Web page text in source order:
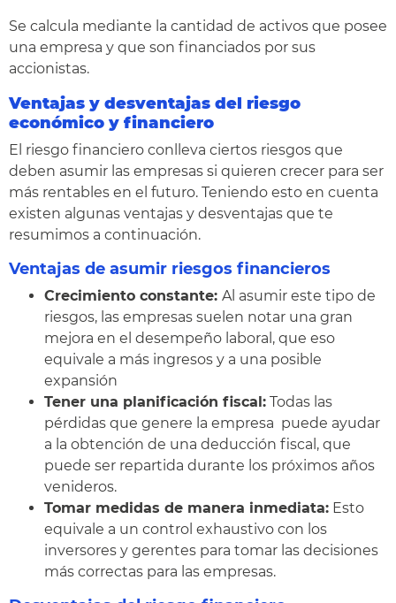
Se calcula mediante la cantidad de activos que posee
una empresa y que son financiados por sus
accionistas.
Ventajas y desventajas del riesgo
económico y financiero
El riesgo financiero conlleva ciertos riesgos que
deben asumir las empresas si quieren crecer para ser
más rentables en el futuro. Teniendo esto en cuenta
existen algunas ventajas y desventajas que te
resumimos a continuación.
Ventajas de asumir riesgos financieros
Crecimiento constante: Al asumir este tipo de
riesgos, las empresas suelen notar una gran
mejora en el desempeño laboral, que eso
equivale a más ingresos y a una posible
expansión
Tener una planificación fiscal: Todas las
pérdidas que genere la empresa puede ayudar
a la obtención de una deducción fiscal, que
puede ser repartida durante los próximos años
venideros.
Tomar medidas de manera inmediata: Esto
equivale a un control exhaustivo con los
inversores y gerentes para tomar las decisiones
más correctas para las empresas.